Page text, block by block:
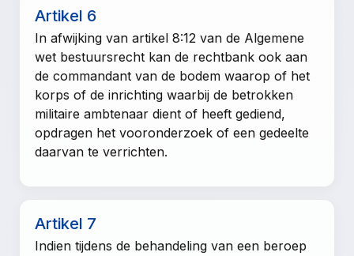
Artikel 6
In afwijking vanartikel 8:12 van de Algemene
wet bestuursrecht kan de rechtbank ook aan
de commandant van de bodem waarop of het
korps of de inrichting waarbij de betrokken
militaire ambtenaar dient of heeft gediend,
opdragen het vooronderzoek of een gedeelte
daarvan te verrichten.
Artikel 7
Indien tijdens de behandeling van een beroep